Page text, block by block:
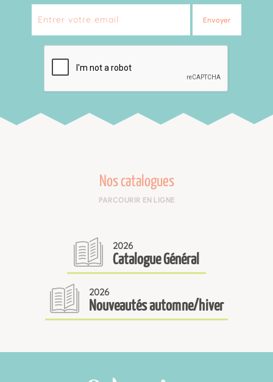
Envoyer
Nos catalogues
PARCOURIR EN LIGNE
2026
Catalogue Général
2026
Nouveautés automne/hiver